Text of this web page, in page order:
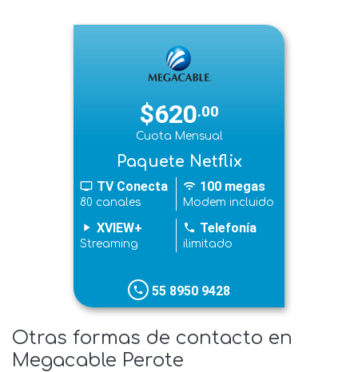
$620.00
Cuota Mensual
Paquete Netflix
tv TV Conecta
80 canales
wifi 100 megas
Modem incluido
play_arrow XVIEW+
Streaming
phone Telefonía
ilimitado
phone 55 8950 9428
Otras formas de contacto en
Megacable Perote